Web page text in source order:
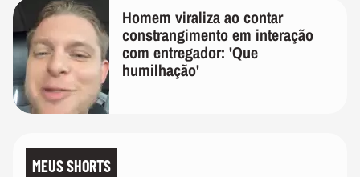
Homem viraliza ao contar
constrangimento em interação
com entregador: 'Que
humilhação'
MEUS SHORTS